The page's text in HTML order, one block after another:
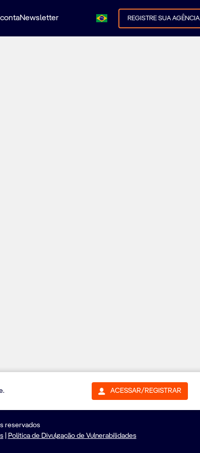
Newsletter REGISTRE SUA AGÊNCIA
reservados
| Política de Divulgação de Vulnerabilidades
ACESSAR/REGISTRAR